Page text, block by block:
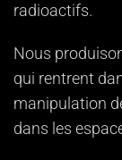
radioactifs.
Nous
qui rentrent
manipulation
dans les